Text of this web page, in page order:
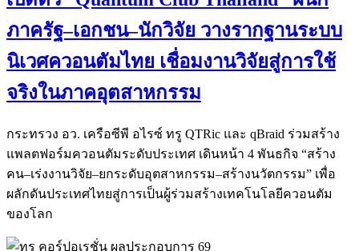
ภาครัฐ–เอกชน–นักวิจัย วางรากฐานระบบ
นิเวศควอนตัมไทย เชื่อมงานวิจัยสู่การใช้
จริงในภาคอุตสาหกรรม
กระทรวง อว. เครือซีพี อไรซ์ ทรู QTRic และ qBraid ร่วมสร้าง
แพลตฟอร์มควอนตัมระดับประเทศ เดินหน้า 4 พันธกิจ “สร้าง
คน–เร่งงานวิจัย–ยกระดับอุตสาหกรรม–สร้างนวัตกรรม” เพื่อ
ผลักดันประเทศไทยสู่การเป็นผู้ร่วมสร้างเทคโนโลยีควอนตัม
ของโลก